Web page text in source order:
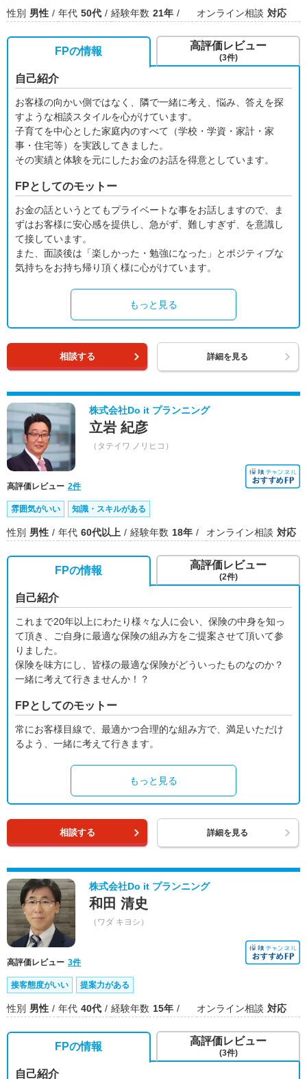
性別 男性 年代 50代 経験年数 21年 オンライン相談 対応
FPの情報
自己紹介
お客様の向かい側ではなく、隣で一緒に考え、悩み、答えを探
すような相談スタイルを心がけています。
子育てを中心とした家庭内のすべて（学校・学資・家計・家
事・住宅等）を実践してきました。
その実績と体験を元にしたお金のお話を得意としています。
FPとしてのモットー
お金の話というとてもプライベートな事をお話しますので、ま
ずはお客様に安心感を提供し、急がず、難しすぎず、を意識し
て接しています。
また、面談後は「楽しかった・勉強になった」とポジティブな
気持ちをお持ち帰り頂く様に心がけています。
もっと見る
高評価レビュー
(3件)
相談する 詳細を見る
株式会社Do it プランニング
立岩 紀彦
（タテイワ ノリヒコ）
高評価レビュー 2件
雰囲気がいい 知識・スキルがある
性別 男性 年代 60代以上 経験年数 18年 オンライン相談 対応
FPの情報
自己紹介
これまで20年以上にわたり様々な人に会い、保険の中身を知っ
て頂き、ご自身に最適な保険の組み方をご提案させて頂いて参
りました。
保険を味方にし、皆様の最適な保険がどういったものなのか？
一緒に考えて行きませんか！？
FPとしてのモットー
常にお客様目線で、最適かつ合理的な組み方で、満足いただけ
るよう、一緒に考えて行きます。
もっと見る
高評価レビュー
(2件)
相談する 詳細を見る
株式会社Do it プランニング
和田 清史
（ワダ キヨシ）
高評価レビュー 3件
接客態度がいい 提案力がある
性別 男性 年代 40代 経験年数 15年 オンライン相談 対応
FPの情報
自己紹介
高評価レビュー
(3件)